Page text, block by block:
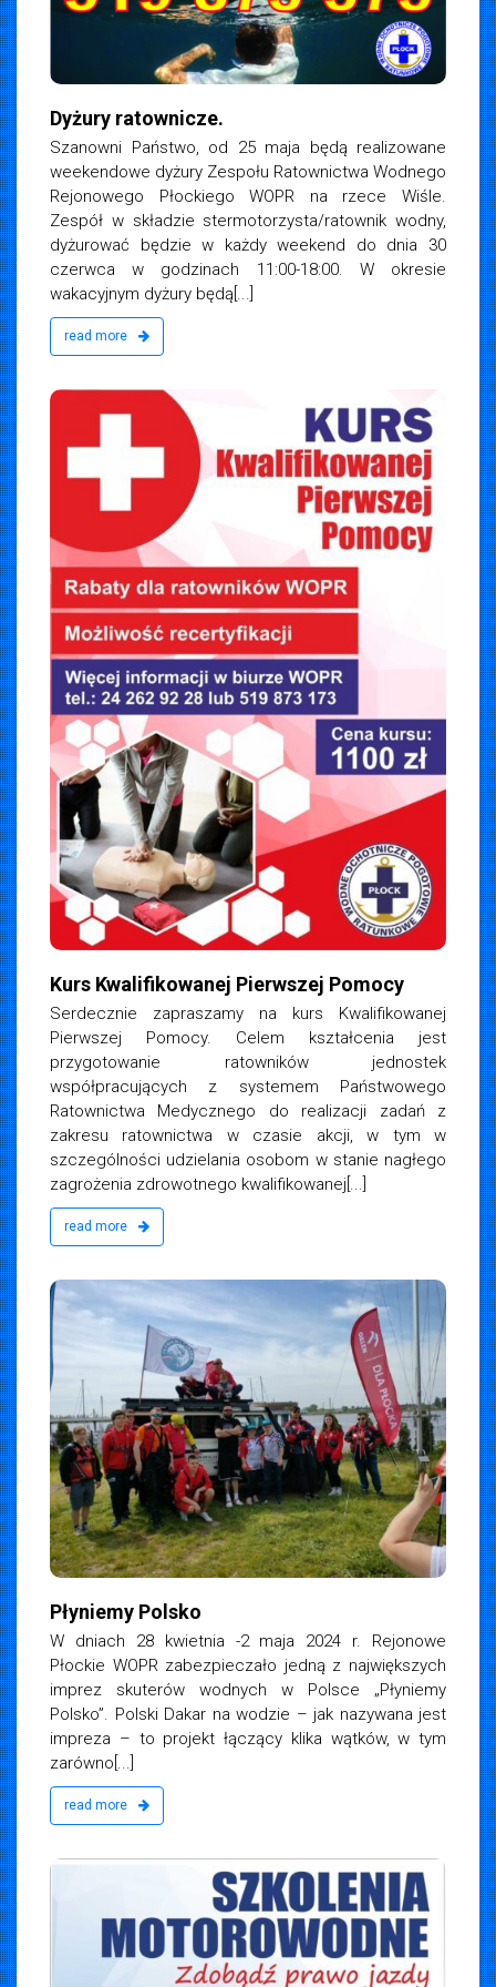
Dyżury ratownicze.
Szanowni Państwo, od 25 maja będą realizowane
weekendowe dyżury Zespołu Ratownictwa Wodnego
Rejonowego Płockiego WOPR na rzece Wiśle.
Zespół w składzie stermotorzysta/ratownik wodny,
dyżurować będzie w każdy weekend do dnia 30
czerwca w godzinach 11:00-18:00. W okresie
wakacyjnym dyżury będą[...]
read more
Kurs Kwalifikowanej Pierwszej Pomocy
Serdecznie zapraszamy na kurs Kwalifikowanej
Pierwszej Pomocy. Celem kształcenia jest
przygotowanie ratowników jednostek
współpracujących z systemem Państwowego
Ratownictwa Medycznego do realizacji zadań z
zakresu ratownictwa w czasie akcji, w tym w
szczególności udzielania osobom w stanie nagłego
zagrożenia zdrowotnego kwalifikowanej[...]
read more
Płyniemy Polsko
W dniach 28 kwietnia -2 maja 2024 r. Rejonowe
Płockie WOPR zabezpieczało jedną z największych
imprez skuterów wodnych w Polsce „Płyniemy
Polsko”. Polski Dakar na wodzie – jak nazywana jest
impreza – to projekt łączący klika wątków, w tym
zarówno[...]
read more